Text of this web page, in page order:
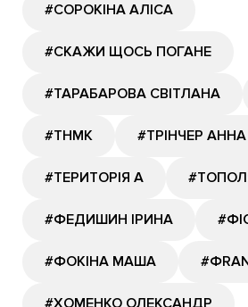
#СОРОКІНА АЛІСА
#СКАЖИ ЩОСЬ ПОГАНЕ
#ТАРАБАРОВА СВІТЛАНА
#ТНМК #ТРІНЧЕР АННА
#ТЕРИТОРІЯ А
#ФЕДИШИН ІРИНА
#ФОКІНА МАША